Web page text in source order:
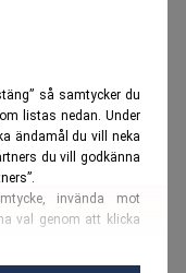
så samtycker du
listas nedan. Under
ändamål du vill neka
du vill godkänna
invända mot
val genom att klicka